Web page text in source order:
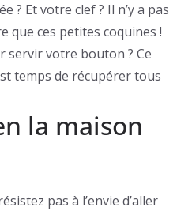
? Et votre clef ? Il n’y a pas
que ces petites coquines !
servir votre bouton ? Ce
temps de récupérer tous
la maison
pas à l’envie d’aller